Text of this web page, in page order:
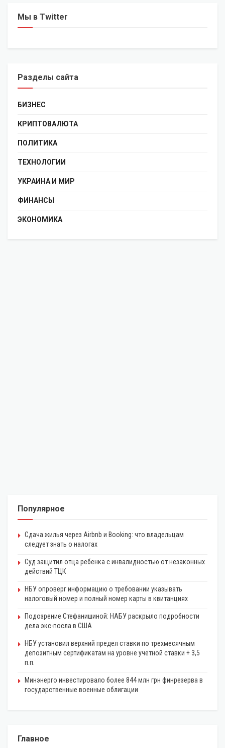
Мы в Twitter
Разделы сайта
БИЗНЕС
КРИПТОВАЛЮТА
ПОЛИТИКА
ТЕХНОЛОГИИ
УКРАИНА И МИР
ФИНАНСЫ
ЭКОНОМИКА
Популярное
Сдача жилья через Airbnb и Booking: что владельцам
следует знать о налогах
Суд защитил отца ребенка с инвалидностью от незаконных
действий ТЦК
НБУ опроверг информацию о требовании указывать
налоговый номер и полный номер карты в квитанциях
Подозрение Стефанишиной: НАБУ раскрыло подробности
дела экс-посла в США
НБУ установил верхний предел ставки по трехмесячным
депозитным сертификатам на уровне учетной ставки + 3,5
п.п.
Минэнерго инвестировало более 844 млн грн финрезерва в
государственные военные облигации
Главное